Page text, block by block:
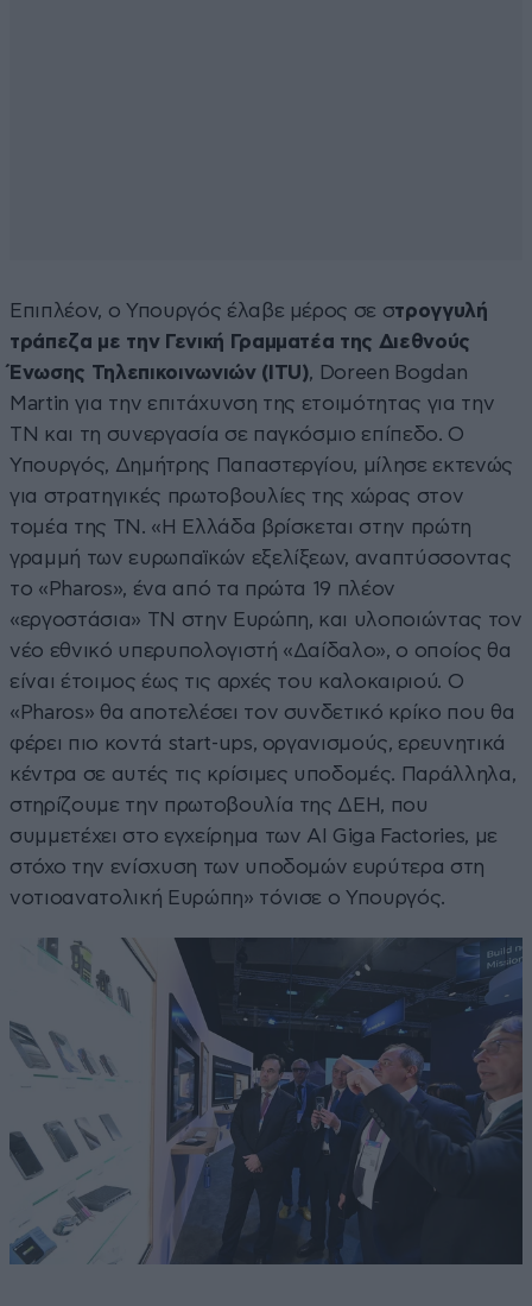
Επιπλέον, ο Υπουργός έλαβε μέρος σε στρογγυλή
τράπεζα με την Γενική Γραμματέα της Διεθνούς
Ένωσης Τηλεπικοινωνιών (ITU), Doreen Bogdan
Martin για την επιτάχυνση της ετοιμότητας για την
ΤΝ και τη συνεργασία σε παγκόσμιο επίπεδο. Ο
Υπουργός, Δημήτρης Παπαστεργίου, μίλησε εκτενώς
για στρατηγικές πρωτοβουλίες της χώρας στον
τομέα της ΤΝ. «Η Ελλάδα βρίσκεται στην πρώτη
γραμμή των ευρωπαϊκών εξελίξεων, αναπτύσσοντας
το «Pharos», ένα από τα πρώτα 19 πλέον
«εργοστάσια» ΤΝ στην Ευρώπη, και υλοποιώντας τον
νέο εθνικό υπερυπολογιστή «Δαίδαλο», ο οποίος θα
είναι έτοιμος έως τις αρχές του καλοκαιριού. Ο
«Pharos» θα αποτελέσει τον συνδετικό κρίκο που θα
φέρει πιο κοντά start-ups, οργανισμούς, ερευνητικά
κέντρα σε αυτές τις κρίσιμες υποδομές. Παράλληλα,
στηρίζουμε την πρωτοβουλία της ΔΕΗ, που
συμμετέχει στο εγχείρημα των ΑΙ Giga Factories, με
στόχο την ενίσχυση των υποδομών ευρύτερα στη
νοτιοανατολική Ευρώπη» τόνισε ο Υπουργός.